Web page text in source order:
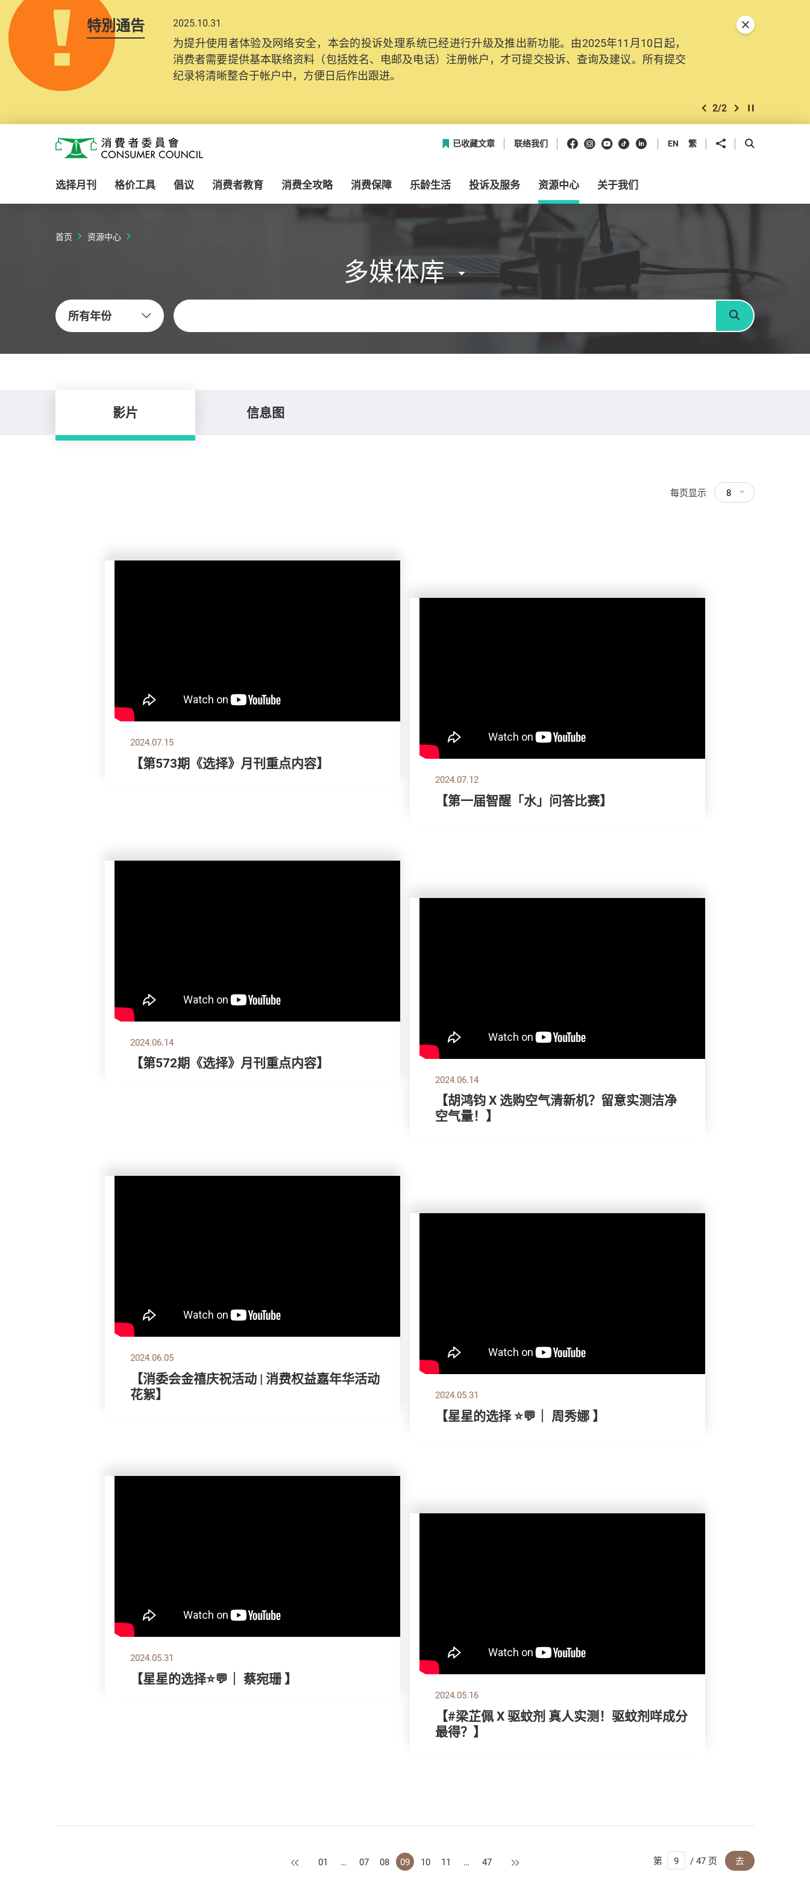
特別通告 2025.10.31
为提升使用者体验及网络安全，本会的投诉处理系统已经进行升级及推出新功能。由2025年11月10日起，
消费者需要提供基本联络资料（包括姓名、电邮及电话）注册帐户，才可提交投诉、查询及建议。所有提交
纪录将清晰整合于帐户中，方便日后作出跟进。
上一个
2/2 下一个开始/暂停幻灯
关闭特別通告
消费者委员会
已收藏文章 联络我们 Facebook
Instagram
Youtube
抖音领英 EN 繁 分享到 开启搜寻框
选择月刊 格价工具 倡议 消费者教育 消费全攻略 消费保障 乐龄生活 投诉及服务 资源中心 关于我们
首页 资源中心
多媒体库
所有年份
关键字
搜寻
影片 信息图
每页显示 8
2024.07.15
【第573期《选择》月刊重点内容】
2024.07.12
【第一届智醒「水」问答比赛】
2024.06.14
【第572期《选择》月刊重点内容】
2024.06.14
【胡鸿钧 X 选购空气清新机？留意实测洁净
空气量！】
2024.06.05
【消委会金禧庆祝活动 | 消费权益嘉年华活动
花絮】
2024.05.31
【星星的选择 ⭐💬｜ 周秀娜 】
2024.05.31
【星星的选择⭐💬｜ 蔡宛珊 】
2024.05.16
【#梁芷佩 X 驱蚊剂 真人实测！驱蚊剂咩成分
最得？】
上一页
01 … 07 08 09 10 11 … 47 下一页 第 / 47 页 去